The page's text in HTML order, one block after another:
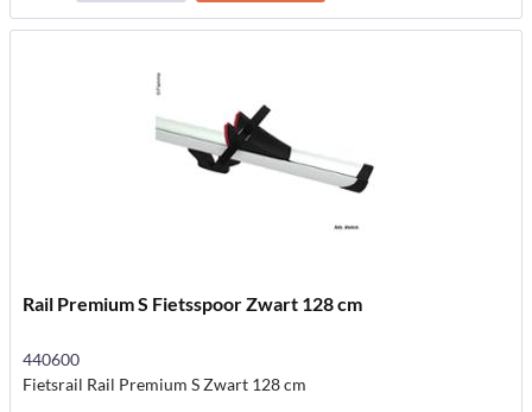
Rail Premium S Fietsspoor Zwart 128 cm
440600
Fietsrail Rail Premium S Zwart 128 cm